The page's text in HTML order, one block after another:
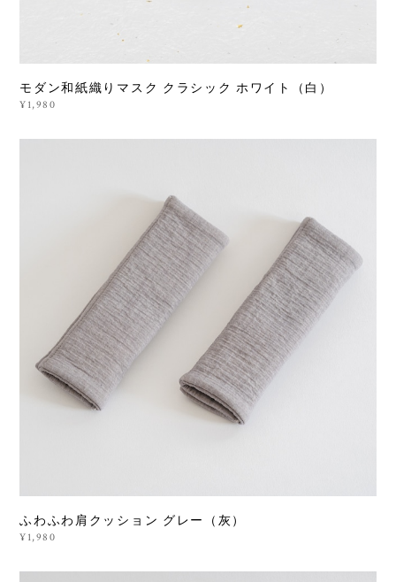
モダン和紙織りマスク クラシック ホワイト（白）
¥1,980
ふわふわ肩クッション グレー（灰）
¥1,980